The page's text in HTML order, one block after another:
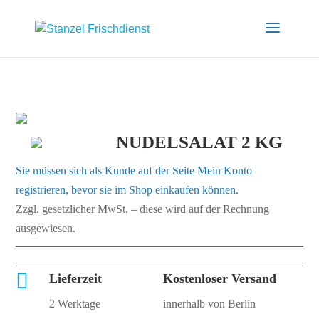
NUDELSALAT 2 KG
Sie müssen sich als Kunde auf der SeiteMein Konto
registrieren, bevor sie im Shop einkaufen können.
Zzgl. gesetzlicher MwSt. – diese wird auf der Rechnung
ausgewiesen.
 Lieferzeit
2 Werktage
Kostenloser Versand
innerhalb von Berlin